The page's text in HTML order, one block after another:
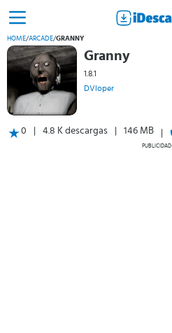
HOME/ARCADE/GRANNY
Granny
1.8.1
DVloper
0 4.8 K descargas 146 MB
PUBLICIDAD